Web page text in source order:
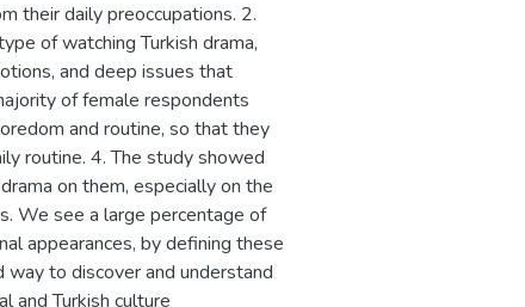
their daily preoccupations. 2.
of watching Turkish drama,
and deep issues that
of female respondents
and routine, so that they
routine. 4. The study showed
on them, especially on the
We see a large percentage of
appearances, by defining these
way to discover and understand
and Turkish culture